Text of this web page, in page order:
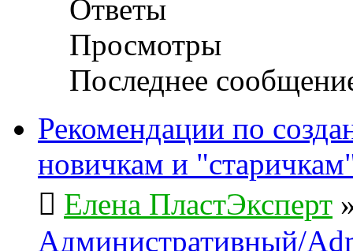
Ответы
Просмотры
Последнее
Рекомендации по
новичкам и
Елена ПластЭксперт
Административный/